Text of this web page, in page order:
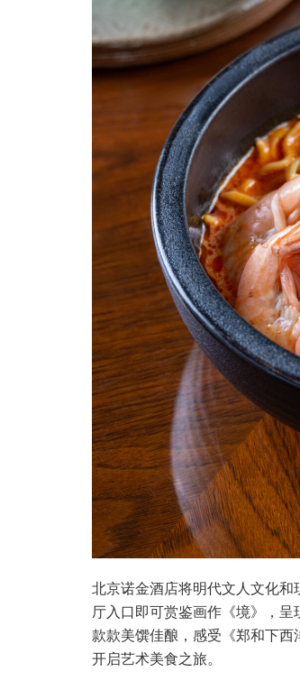
北京诺金酒店将明代文人文化和
厅入口即可赏鉴画作《境》，
款款美馔佳酿，感受《郑和下西
开启艺术美食之旅。